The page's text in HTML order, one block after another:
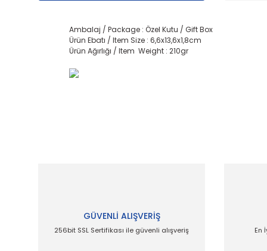
Ambalaj / Package : Özel Kutu / Gift Box
Ürün Ebatı / Item Size : 6,6x13,6x1,8cm
Ürün Ağırlığı / Item Weight : 210gr
Ürün fiyatı diğer sitelerden daha pahalı.
Bu ürüne benzer farklı alternatifler olmalı.
GÜVENLİ ALIŞVERİŞ
256bit SSL Sertifikası ile güvenli alışveriş En